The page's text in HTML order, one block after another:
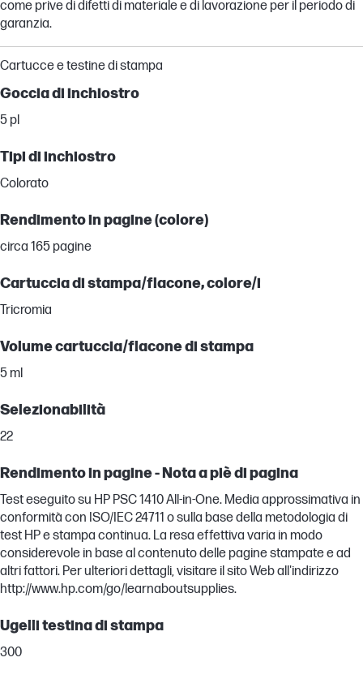
come prive di difetti di materiale e di lavorazione per il periodo di
garanzia.
Cartucce e testine di stampa
Goccia di inchiostro
5 pl
Tipi di inchiostro
Colorato
Rendimento in pagine (colore)
circa 165 pagine
Cartuccia di stampa/flacone, colore/i
Tricromia
Volume cartuccia/flacone di stampa
5 ml
Selezionabilità
22
Rendimento in pagine - Nota a piè di pagina
Test eseguito su HP PSC 1410 All-in-One. Media approssimativa in
conformità con ISO/IEC 24711 o sulla base della metodologia di
test HP e stampa continua. La resa effettiva varia in modo
considerevole in base al contenuto delle pagine stampate e ad
altri fattori. Per ulteriori dettagli, visitare il sito Web all'indirizzo
http://www.hp.com/go/learnaboutsupplies.
Ugelli testina di stampa
300